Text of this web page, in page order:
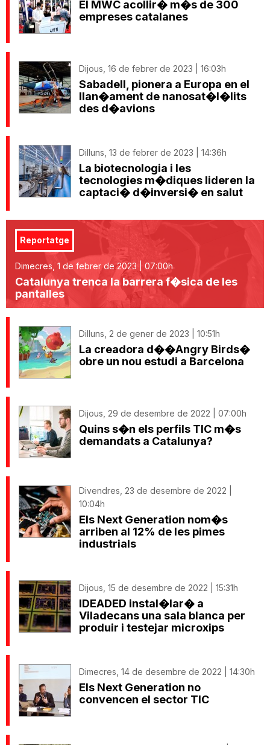
El MWC acollir� m�s de 300
empreses catalanes
Dijous, 16 de febrer de 2023 | 16:03h
Sabadell, pionera a Europa en el
llan�ament de nanosat�l�lits
des d�avions
Dilluns, 13 de febrer de 2023 | 14:36h
La biotecnologia i les
tecnologies m�diques lideren la
captaci� d�inversi� en salut
Reportatge
Dimecres, 1 de febrer de 2023 | 07:00h
Catalunya trenca la barrera f�sica de les
pantalles
Dilluns, 2 de gener de 2023 | 10:51h
La creadora d��Angry Birds�
obre un nou estudi a Barcelona
Dijous, 29 de desembre de 2022 | 07:00h
Quins s�n els perfils TIC m�s
demandats a Catalunya?
Divendres, 23 de desembre de 2022 |
10:04h
Els Next Generation nom�s
arriben al 12% de les pimes
industrials
Dijous, 15 de desembre de 2022 | 15:31h
IDEADED instal�lar� a
Viladecans una sala blanca per
produir i testejar microxips
Dimecres, 14 de desembre de 2022 | 14:30h
Els Next Generation no
convencen el sector TIC